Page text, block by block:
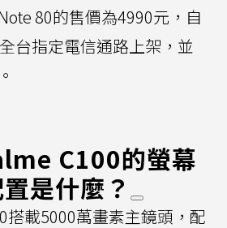
80的售價為4990元，自
台指定電信通路上架，並
C100的螢幕
是什麼？
搭載5000萬畫素主鏡頭，配